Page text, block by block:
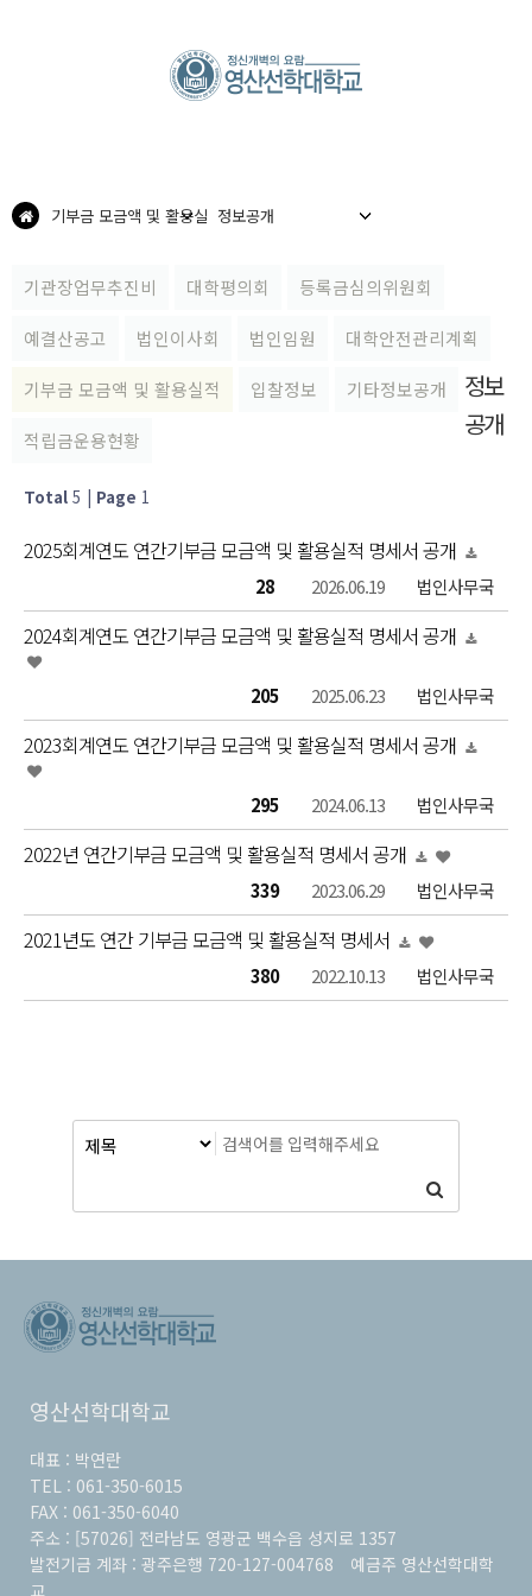
정보공개
기부금 모금액 및 활용실
기관장업무추진비 대학평의회 등록금심의위원회
예결산공고 법인이사회 법인임원 대학안전관리계획
기부금 모금액 및 활용실적 입찰정보 기타정보공개
적립금운용현황
정보
공개
Total 5 | Page 1
2025회계연도 연간기부금 모금액 및 활용실적 명세서 공개
법인사무국
2026.06.19
28
2024회계연도 연간기부금 모금액 및 활용실적 명세서 공개
법인사무국
2025.06.23
205
2023회계연도 연간기부금 모금액 및 활용실적 명세서 공개
법인사무국
2024.06.13
295
2022년 연간기부금 모금액 및 활용실적 명세서 공개
법인사무국
2023.06.29
339
2021년도 연간 기부금 모금액 및 활용실적 명세서
법인사무국
2022.10.13
380
영산선학대학교
대표 : 박연란
TEL : 061-350-6015
FAX : 061-350-6040
주소 : [57026] 전라남도 영광군 백수읍 성지로 1357
발전기금 계좌 : 광주은행 720-127-004768 예금주 영산선학대학
교